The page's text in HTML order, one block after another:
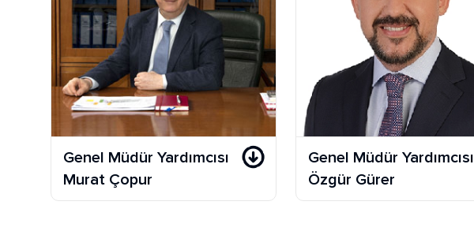
Genel Müdür Yardımcısı
Murat Çopur
Genel Müdür Yardımcısı
Özgür Gürer